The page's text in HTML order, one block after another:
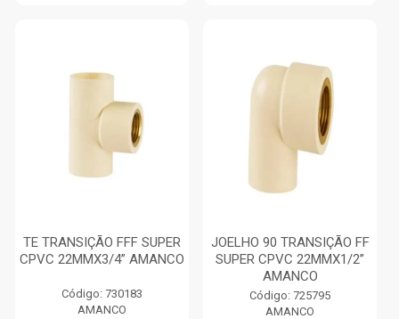
TE TRANSIÇÃO FFF SUPER
CPVC 22MMX3/4” AMANCO
Código: 730183
AMANCO
JOELHO 90 TRANSIÇÃO FF
SUPER CPVC 22MMX1/2”
AMANCO
Código: 725795
AMANCO